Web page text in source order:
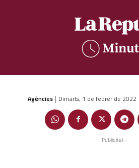
Agències | Dimarts, 1 de febrer de 2022
- Publicitat -